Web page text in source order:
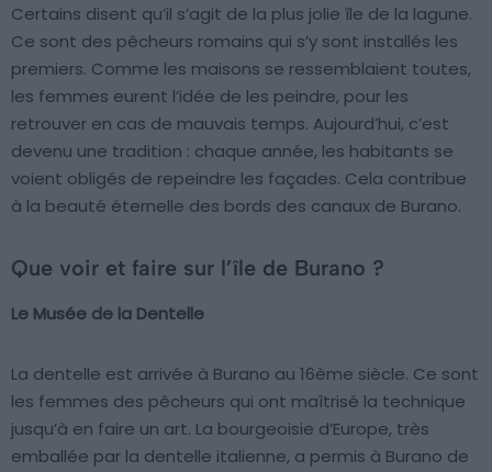
Certains disent qu’il s’agit de la plus jolie île de la lagune.
Ce sont des pêcheurs romains qui s’y sont installés les
premiers. Comme les maisons se ressemblaient toutes,
les femmes eurent l’idée de les peindre, pour les
retrouver en cas de mauvais temps. Aujourd’hui, c’est
devenu une tradition : chaque année, les habitants se
voient obligés de repeindre les façades. Cela contribue
à la beauté éternelle des bords des canaux de Burano.
Que voir et faire sur l’île de Burano ?
Le Musée de la Dentelle
La dentelle est arrivée à Burano au 16ème siècle. Ce sont
les femmes des pêcheurs qui ont maîtrisé la technique
jusqu’à en faire un art. La bourgeoisie d’Europe, très
emballée par la dentelle italienne, a permis à Burano de